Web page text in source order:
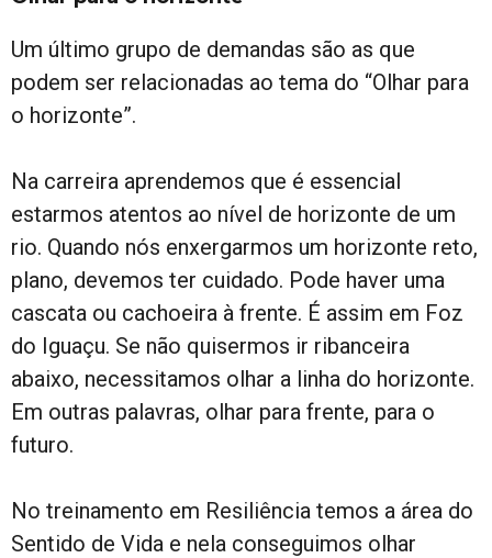
Um último grupo de demandas são as que
podem ser relacionadas ao tema do “Olhar para
o horizonte”.
Na carreira aprendemos que é essencial
estarmos atentos ao nível de horizonte de um
rio. Quando nós enxergarmos um horizonte reto,
plano, devemos ter cuidado. Pode haver uma
cascata ou cachoeira à frente. É assim em Foz
do Iguaçu. Se não quisermos ir ribanceira
abaixo, necessitamos olhar a linha do horizonte.
Em outras palavras, olhar para frente, para o
futuro.
No treinamento em Resiliência temos a área do
Sentido de Vida e nela conseguimos olhar